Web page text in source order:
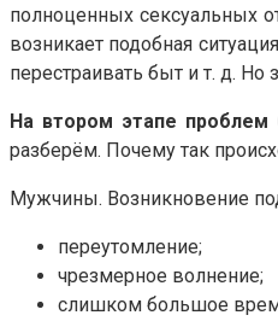
полноценных сексуальных
возникает подобная
перестраивать быт и т. д.
На втором этапе проблем
разберём. Почему так
Мужчины. Возникновение
переутомление;
чрезмерное волнение;
слишком большое